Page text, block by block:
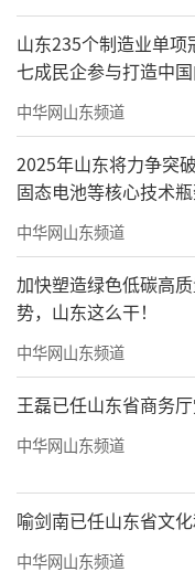
（济南）全球商
应。一路走来，
称为城市拓疆的
天地表缔造者，
代引爆者。
03、高铁站
山东235个制造业单项
七成民企参与打造中
中华网山东频道
2025年山东将力争突
固态电池等核心技术
中华网山东频道
加快塑造绿色低碳高
势，山东这么干！
中华网山东频道
王磊已任山东省商务
中华网山东频道
喻剑南已任山东省文
中华网山东频道